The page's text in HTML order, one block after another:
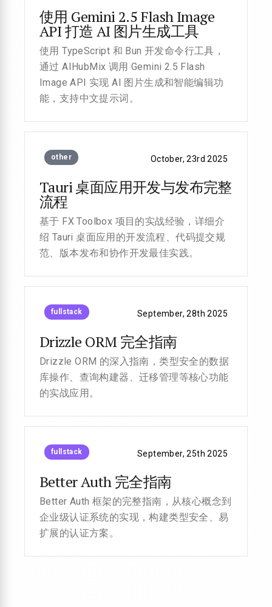
使用 Gemini 2.5 Flash Image
API 打造 AI 图片生成工具
使用 TypeScript 和 Bun 开发命令行工具，
通过 AIHubMix 调用 Gemini 2.5 Flash
Image API 实现 AI 图片生成和智能编辑功
能，支持中文提示词。
other October, 23rd 2025
Tauri 桌面应用开发与发布完整
流程
基于 FX Toolbox 项目的实战经验，详细介
绍 Tauri 桌面应用的开发流程、代码提交规
范、版本发布和协作开发最佳实践。
fullstack September, 28th 2025
Drizzle ORM 完全指南
Drizzle ORM 的深入指南，类型安全的数据
库操作、查询构建器、迁移管理等核心功能
的实战应用。
fullstack September, 25th 2025
Better Auth 完全指南
Better Auth 框架的完整指南，从核心概念到
企业级认证系统的实现，构建类型安全、易
扩展的认证方案。